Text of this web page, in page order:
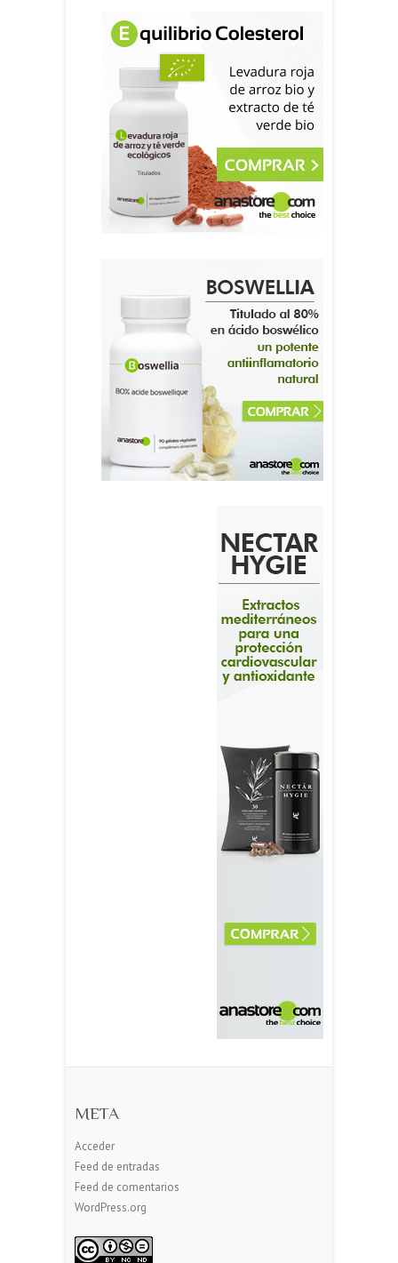
META
Acceder
Feed de entradas
Feed de comentarios
WordPress.org